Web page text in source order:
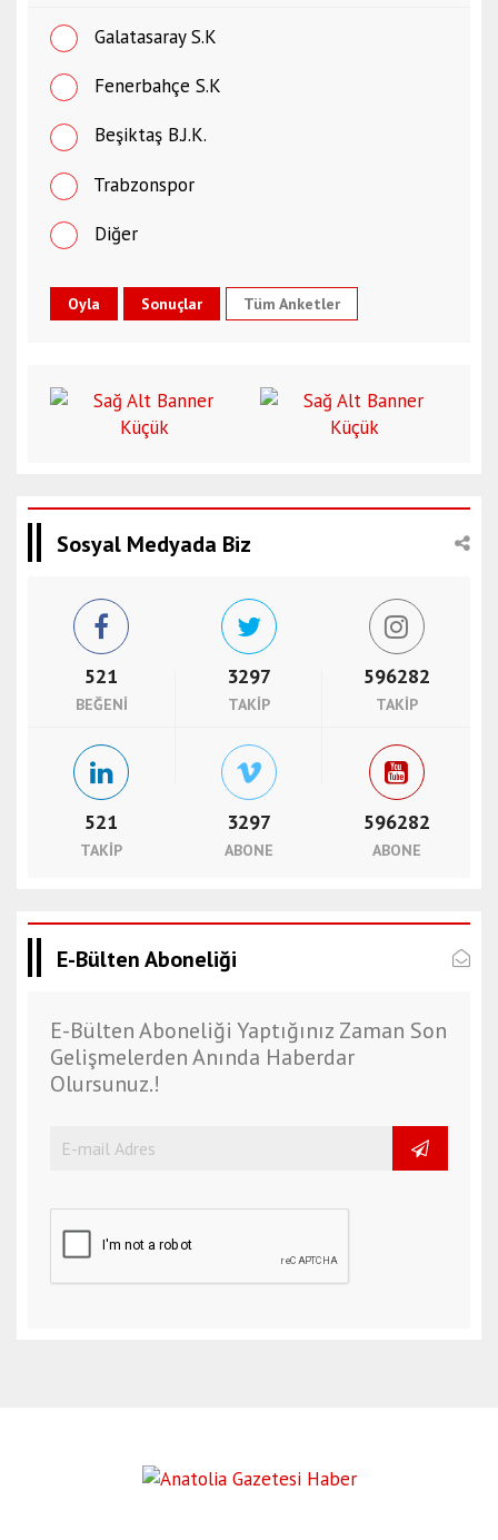
Galatasaray S.K
Fenerbahçe S.K
Beşiktaş B.J.K.
Trabzonspor
Diğer
Tüm Anketler
Sosyal Medyada Biz
521
BEĞENI
3297
TAKIP
596282
TAKIP
521
TAKIP
3297
ABONE
596282
ABONE
E-Bülten Aboneliği
E-Bülten Aboneliği Yaptığınız Zaman Son
Gelişmelerden Anında Haberdar
Olursunuz.!